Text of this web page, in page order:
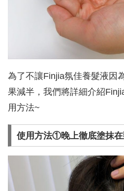
為了不讓Finjia氛佳養髮液因
果減半，我們將詳細介紹
用方法~
使用方法①晚上徹底塗抹在